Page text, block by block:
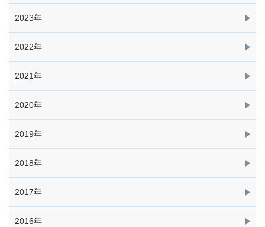
2023年
2022年
2021年
2020年
2019年
2018年
2017年
2016年